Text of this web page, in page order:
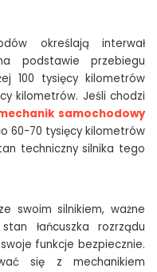
określają interwał
podstawie przebiegu
100 tysięcy kilometrów
kilometrów. Jeśli chodzi
samochodowy
60-70 tysięcy kilometrów
techniczny silnika tego
swoim silnikiem, ważne
łańcuszka rozrządu
funkcje bezpiecznie.
się z mechanikiem